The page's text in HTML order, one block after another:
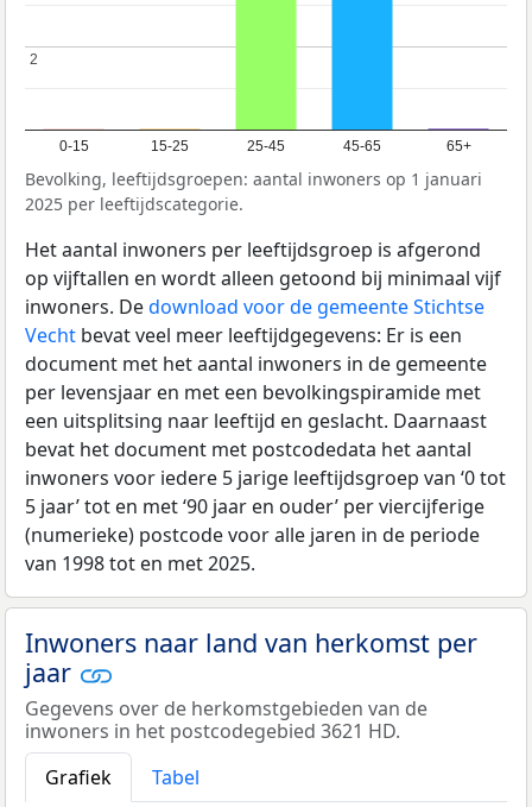
0-15 15-25 25-45 45-65 65+
2
2
Bevolking, leeftijdsgroepen: aantal inwoners op 1 januari
2025 per leeftijdscategorie.
Het aantal inwoners per leeftijdsgroep is afgerond
op vijftallen en wordt alleen getoond bij minimaal vijf
inwoners. Dedownload voor de gemeente Stichtse
Vecht bevat veel meer leeftijdgegevens: Er is een
document met het aantal inwoners in de gemeente
per levensjaar en met een bevolkingspiramide met
een uitsplitsing naar leeftijd en geslacht. Daarnaast
bevat het document met postcodedata het aantal
inwoners voor iedere 5 jarige leeftijdsgroep van ‘0 tot
5 jaar’ tot en met ‘90 jaar en ouder’ per viercijferige
(numerieke) postcode voor alle jaren in de periode
van 1998 tot en met 2025.
Inwoners naar land van herkomst per
jaar
Gegevens over de herkomstgebieden van de
inwoners in het postcodegebied 3621 HD.
Grafiek
Tabel